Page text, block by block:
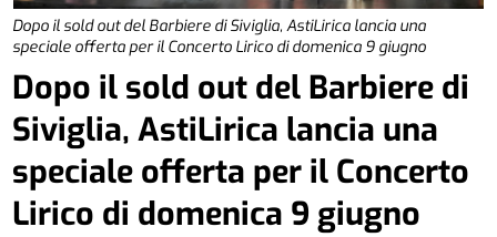
Dopo il sold out del Barbiere di Siviglia, AstiLirica lancia una
speciale offerta per il Concerto Lirico di domenica 9 giugno
Dopo il sold out del Barbiere di
Siviglia, AstiLirica lancia una
speciale offerta per il Concerto
Lirico di domenica 9 giugno